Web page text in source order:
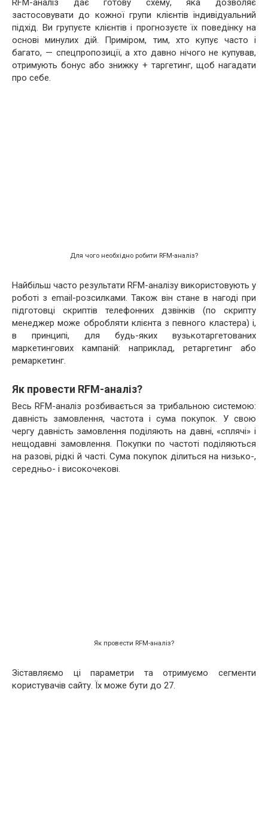
RFM-аналіз дає готову схему, яка дозволяє
застосовувати до кожної групи клієнтів індивідуальний
підхід. Ви групуєте клієнтів і прогнозуєте їх поведінку на
основі минулих дій. Приміром, тим, хто купує часто і
багато, — спецпропозиції, а хто давно нічого не купував,
отримують бонус або знижку + таргетинг, щоб нагадати
про себе.
Для чого необхідно робити RFM-аналіз?
Найбільш часто результати RFM-аналізу використовують у
роботі з email-розсилками. Також він стане в нагоді при
підготовці скриптів телефонних дзвінків (по скрипту
менеджер може обробляти клієнта з певного кластера) і,
в принципі, для будь-яких вузькотаргетованих
маркетингових кампаній: наприклад, ретаргетинг або
ремаркетинг.
Як провести RFM-аналіз?
Весь RFM-аналіз розбивається за трибальною системою:
давність замовлення, частота і сума покупок. У свою
чергу давність замовлення поділяють на давні, «сплячі» і
нещодавні замовлення. Покупки по частоті поділяються
на разові, рідкі й часті. Сума покупок ділиться на низько-,
середньо- і високочекові.
Як провести RFM-аналіз?
Зіставляємо ці параметри та отримуємо сегменти
користувачів сайту. Їх може бути до 27.